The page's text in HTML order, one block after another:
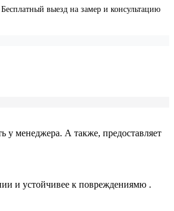
Бесплатный выезд на замер и консультацию
менеджера. А также, предоставляет
и устойчивее к повреждениямю .